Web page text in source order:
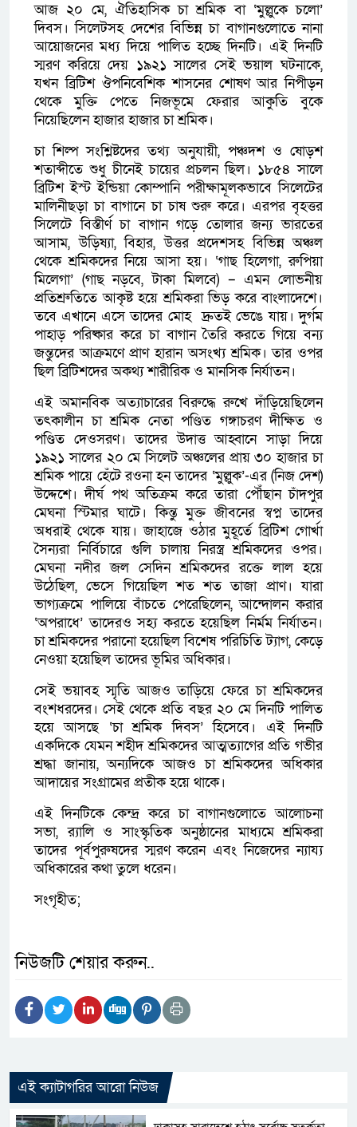
আজ ২০ মে, ঐতিহাসিক চা শ্রমিক বা ‘মুল্লুকে চলো’
দিবস। সিলেটসহ দেশের বিভিন্ন চা বাগানগুলোতে নানা
আয়োজনের মধ্য দিয়ে পালিত হচ্ছে দিনটি। এই দিনটি
স্মরণ করিয়ে দেয় ১৯২১ সালের সেই ভয়াল ঘটনাকে,
যখন ব্রিটিশ ঔপনিবেশিক শাসনের শোষণ আর নিপীড়ন
থেকে মুক্তি পেতে নিজভূমে ফেরার আকুতি বুকে
নিয়েছিলেন হাজার হাজার চা শ্রমিক।
চা শিল্প সংশ্লিষ্টদের তথ্য অনুযায়ী, পঞ্চদশ ও ষোড়শ
শতাব্দীতে শুধু চীনেই চায়ের প্রচলন ছিল। ১৮৫৪ সালে
ব্রিটিশ ইস্ট ইন্ডিয়া কোম্পানি পরীক্ষামূলকভাবে সিলেটের
মালিনীছড়া চা বাগানে চা চাষ শুরু করে। এরপর বৃহত্তর
সিলেটে বিস্তীর্ণ চা বাগান গড়ে তোলার জন্য ভারতের
আসাম, উড়িষ্যা, বিহার, উত্তর প্রদেশসহ বিভিন্ন অঞ্চল
থেকে শ্রমিকদের নিয়ে আসা হয়। ‘গাছ হিলেগা, রুপিয়া
মিলেগা’ (গাছ নড়বে, টাকা মিলবে) – এমন লোভনীয়
প্রতিশ্রুতিতে আকৃষ্ট হয়ে শ্রমিকরা ভিড় করে বাংলাদেশে।
তবে এখানে এসে তাদের মোহ দ্রুতই ভেঙে যায়। দুর্গম
পাহাড় পরিষ্কার করে চা বাগান তৈরি করতে গিয়ে বন্য
জন্তুদের আক্রমণে প্রাণ হারান অসংখ্য শ্রমিক। তার ওপর
ছিল ব্রিটিশদের অকথ্য শারীরিক ও মানসিক নির্যাতন।
এই অমানবিক অত্যাচারের বিরুদ্ধে রুখে দাঁড়িয়েছিলেন
তৎকালীন চা শ্রমিক নেতা পণ্ডিত গঙ্গাচরণ দীক্ষিত ও
পণ্ডিত দেওসরণ। তাদের উদাত্ত আহ্বানে সাড়া দিয়ে
১৯২১ সালের ২০ মে সিলেট অঞ্চলের প্রায় ৩০ হাজার চা
শ্রমিক পায়ে হেঁটে রওনা হন তাদের ‘মুল্লুক’-এর (নিজ দেশ)
উদ্দেশে। দীর্ঘ পথ অতিক্রম করে তারা পৌঁছান চাঁদপুর
মেঘনা স্টিমার ঘাটে। কিন্তু মুক্ত জীবনের স্বপ্ন তাদের
অধরাই থেকে যায়। জাহাজে ওঠার মুহূর্তে ব্রিটিশ গোর্খা
সৈন্যরা নির্বিচারে গুলি চালায় নিরস্ত্র শ্রমিকদের ওপর।
মেঘনা নদীর জল সেদিন শ্রমিকদের রক্তে লাল হয়ে
উঠেছিল, ভেসে গিয়েছিল শত শত তাজা প্রাণ। যারা
ভাগ্যক্রমে পালিয়ে বাঁচতে পেরেছিলেন, আন্দোলন করার
‘অপরাধে’ তাদেরও সহ্য করতে হয়েছিল নির্মম নির্যাতন।
চা শ্রমিকদের পরানো হয়েছিল বিশেষ পরিচিতি ট্যাগ, কেড়ে
নেওয়া হয়েছিল তাদের ভূমির অধিকার।
সেই ভয়াবহ স্মৃতি আজও তাড়িয়ে ফেরে চা শ্রমিকদের
বংশধরদের। সেই থেকে প্রতি বছর ২০ মে দিনটি পালিত
হয়ে আসছে ‘চা শ্রমিক দিবস’ হিসেবে। এই দিনটি
একদিকে যেমন শহীদ শ্রমিকদের আত্মত্যাগের প্রতি গভীর
শ্রদ্ধা জানায়, অন্যদিকে আজও চা শ্রমিকদের অধিকার
আদায়ের সংগ্রামের প্রতীক হয়ে থাকে।
এই দিনটিকে কেন্দ্র করে চা বাগানগুলোতে আলোচনা
সভা, র‍্যালি ও সাংস্কৃতিক অনুষ্ঠানের মাধ্যমে শ্রমিকরা
তাদের পূর্বপুরুষদের স্মরণ করেন এবং নিজেদের ন্যায্য
অধিকারের কথা তুলে ধরেন।
সংগৃহীত;
নিউজটি শেয়ার করুন..
এই ক্যাটাগরির আরো নিউজ